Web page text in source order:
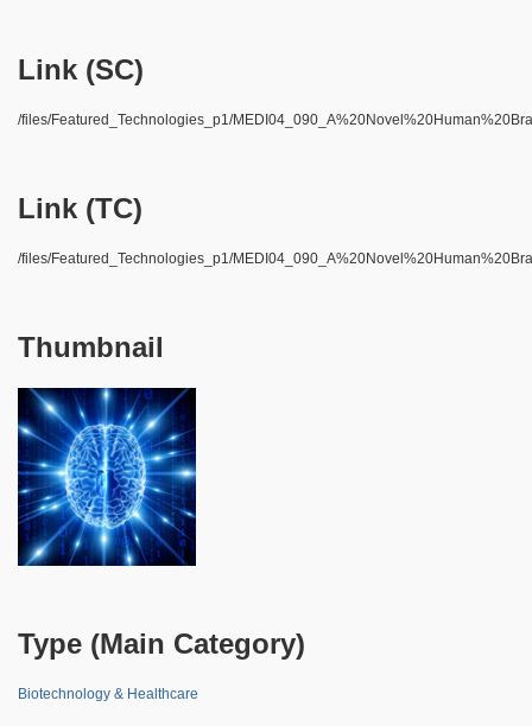
Link (SC)
/files/Featured_Technologies_p1/
Link (TC)
/files/Featured_Technologies_p1/
Thumbnail
Type (Main Category)
Biotechnology & Healthcare